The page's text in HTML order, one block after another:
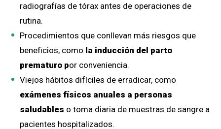
radiografías de tórax antes de operaciones de
rutina.
Procedimientos que conllevan más riesgos que
beneficios, como la inducción del parto
prematuro por conveniencia.
Viejos hábitos difíciles de erradicar, como
exámenes físicos anuales a personas
saludables o toma diaria de muestras de sangre a
pacientes hospitalizados.